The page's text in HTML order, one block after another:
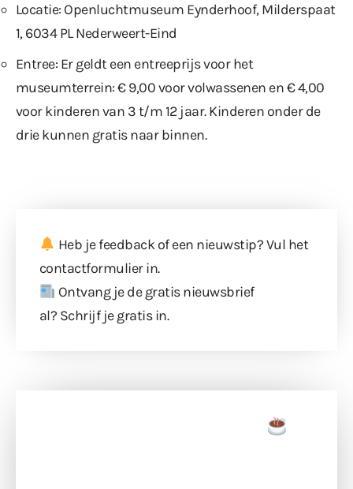
Locatie: Openluchtmuseum Eynderhoof, Milderspaat
1, 6034 PL Nederweert-Eind
Entree: Er geldt een entreeprijs voor het
museumterrein: € 9,00 voor volwassenen en € 4,00
voor kinderen van 3 t/m 12 jaar. Kinderen onder de
drie kunnen gratis naar binnen.
Heb je feedback of een nieuwstip? Vul het
contactformulierin.
Ontvang je de gratis nieuwsbrief
al? Schrijf je gratis in.